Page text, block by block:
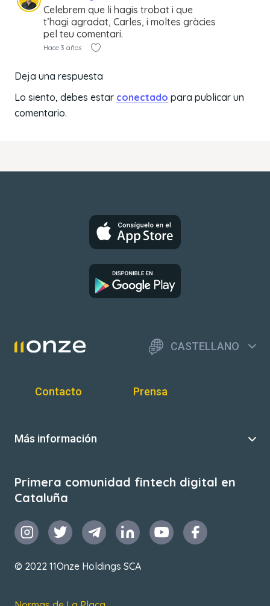
Celebrem que li hagis trobat i que
t’hagi agradat, Carles, i moltes gràcies
pel teu comentari.
Hace 3 años
Deja una respuesta
Lo siento, debes estar conectado para publicar un
comentario.
CASTELLANO
Contacto Prensa
Más información
Primera comunidad fintech digital en
Cataluña
© 2022 11Onze Holdings SCA